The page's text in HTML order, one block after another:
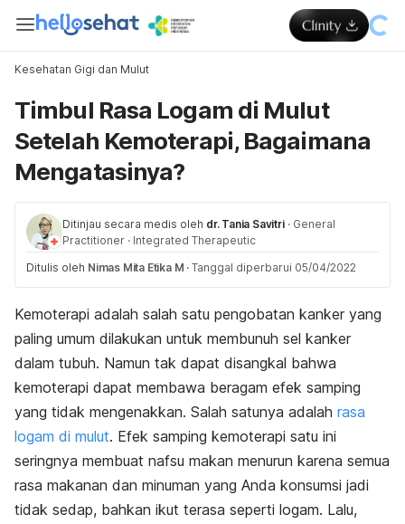
Kesehatan Gigi dan Mulut
Timbul Rasa Logam di Mulut
Setelah Kemoterapi, Bagaimana
Mengatasinya?
Ditinjau secara medis oleh dr. Tania Savitri · General
Practitioner · Integrated Therapeutic
Ditulis oleh Nimas Mita Etika M · Tanggal diperbarui 05/04/2022
Kemoterapi adalah salah satu pengobatan kanker yang
paling umum dilakukan untuk membunuh sel kanker
dalam tubuh. Namun tak dapat disangkal bahwa
kemoterapi dapat membawa beragam efek samping
yang tidak mengenakkan. Salah satunya adalah rasa
logam di mulut. Efek samping kemoterapi satu ini
seringnya membuat nafsu makan menurun karena semua
rasa makanan dan minuman yang Anda konsumsi jadi
tidak sedap, bahkan ikut terasa seperti logam. Lalu,